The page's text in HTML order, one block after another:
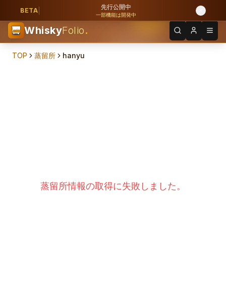
BETA 先行公開中
一部機能は開発中
WhiskyFolio.
TOP 蒸留所 hanyu
蒸留所情報の取得に失敗しました。